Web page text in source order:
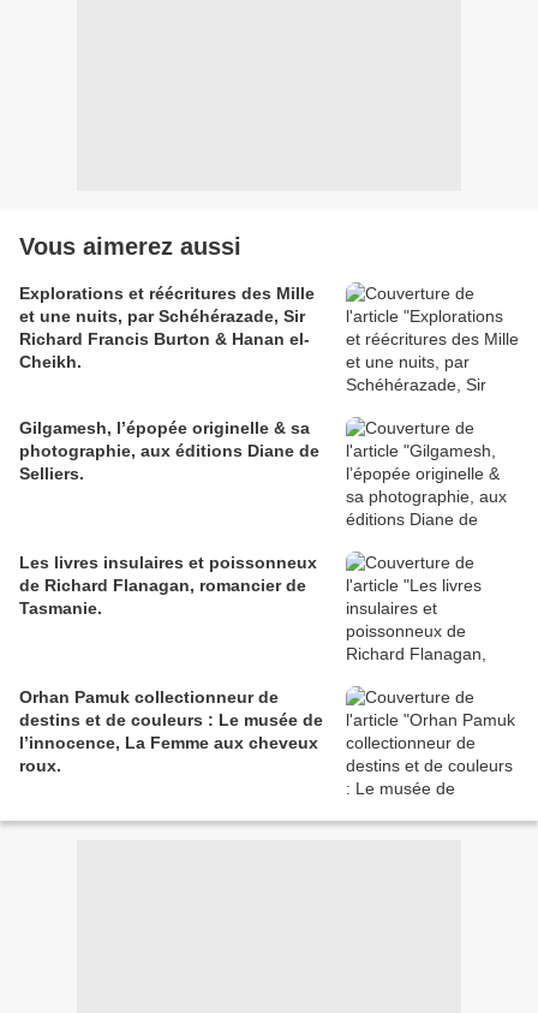
Vous aimerez aussi
Explorations et réécritures des Mille
et une nuits, par Schéhérazade, Sir
Richard Francis Burton & Hanan el-
Cheikh.
Gilgamesh, l’épopée originelle & sa
photographie, aux éditions Diane de
Selliers.
Les livres insulaires et poissonneux
de Richard Flanagan, romancier de
Tasmanie.
Orhan Pamuk collectionneur de
destins et de couleurs : Le musée de
l’innocence, La Femme aux cheveux
roux.